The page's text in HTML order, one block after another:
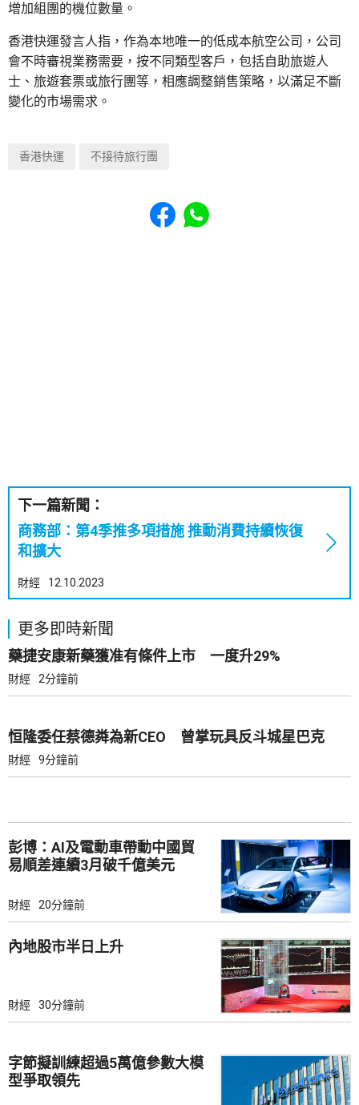
增加組團的機位數量。
香港快運發言人指，作為本地唯一的低成本航空公司，公司
會不時審視業務需要，按不同類型客戶，包括自助旅遊人
士、旅遊套票或旅行團等，相應調整銷售策略，以滿足不斷
變化的市場需求。
香港快運 不接待旅行團
Share to Facebook
Share to WhatsApp
下一篇新聞：
商務部：第4季推多項措施 推動消費持續恢復
和擴大
財經 12.10.2023
更多即時新聞
藥捷安康新藥獲准有條件上市 一度升29%
財經 2分鐘前
恒隆委任蔡德粦為新CEO 曾掌玩具反斗城星巴克
財經 9分鐘前
彭博：AI及電動車帶動中國貿
易順差連續3月破千億美元
財經 20分鐘前
內地股市半日上升
財經 30分鐘前
字節擬訓練超過5萬億參數大模
型爭取領先